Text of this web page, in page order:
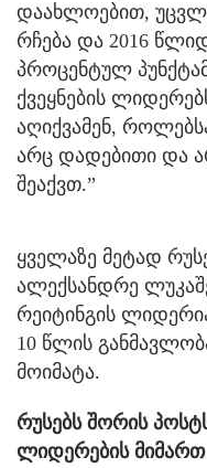
დაახლოებით,
რჩება და 2016
პროცენტულ
ქვეყნების
აღიქვამენ,
არც დადებითი და
შეაქვთ.”
ყველაზე მეტად
ალექსანდრე
რეიტინგის
10 წლის
მოიმატა.
რუსებს შორის
ლიდერების მიმართ